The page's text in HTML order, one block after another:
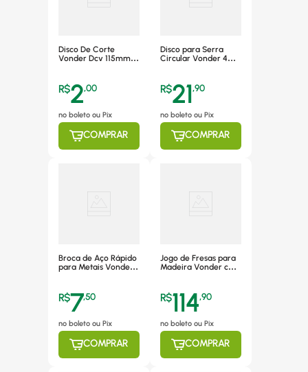
Disco De Corte
Vonder Dcv 115mm
R$2,00
no boleto ou Pix
COMPRAR
Disco para Serra
Circular Vonder 4
R$21,90
no boleto ou Pix
COMPRAR
Broca de Aço Rápido
para Metais Vonder
R$7,50
no boleto ou Pix
COMPRAR
Jogo de Fresas para
Madeira Vonder com
R$114,90
no boleto ou Pix
COMPRAR